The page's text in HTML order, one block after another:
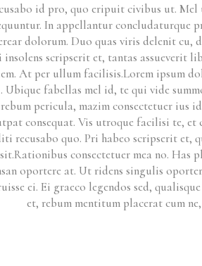
id pro, quo eripuit civibus ut.
In appellantur concludaturque
dolorum. Duo quas viris delenit
scripserit et, tantas assueverit
At per ullum facilisis.Lorem ipsum
fabellas mel id, te qui vide
pericula, mazim consectetuer ius
consequat. Vis utroque facilisi te, et
recusabo quo. Pri habeo scripserit
consectetuer mea no. Has
oportere at. Ut ridens singulis
ei. Ei graeco legendos sed,
et, rebum mentitum placerat cum ne,